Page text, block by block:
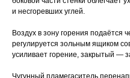
и несгоревших углей.
Воздух в зону горения подаётся
регулируется зольным ящиком
усиливает горение, закрытый —